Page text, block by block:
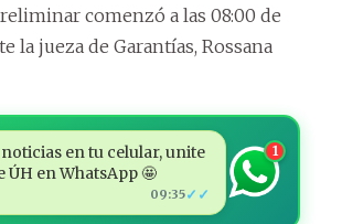
comenzó a las 08:00 de
la jueza de Garantías, Rossana
en tu celular, unite
ÚH en WhatsApp 🤩
09:35✓✓
1